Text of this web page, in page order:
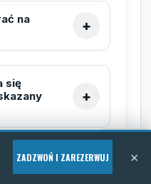
na
się
ZADZWOŃ I ZAREZERWUJ ×